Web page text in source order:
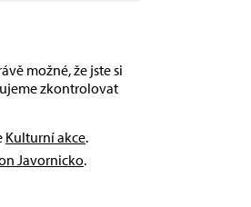
možné, že jste si
zkontrolovat
Kulturní akce.
Javornicko.